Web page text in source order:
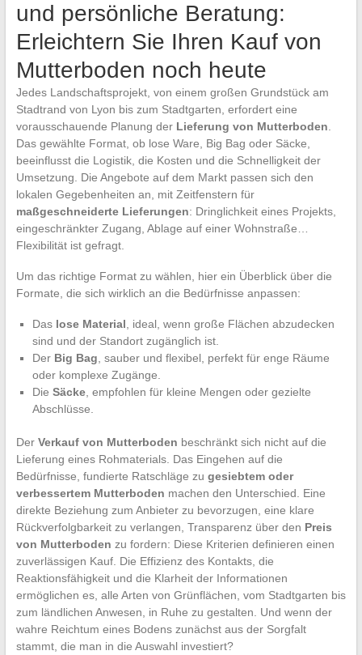
und persönliche Beratung:
Erleichtern Sie Ihren Kauf von
Mutterboden noch heute
Jedes Landschaftsprojekt, von einem großen Grundstück am
Stadtrand von Lyon bis zum Stadtgarten, erfordert eine
vorausschauende Planung der Lieferung von Mutterboden
Das gewählte Format, ob lose Ware, Big Bag oder Säcke,
beeinflusst die Logistik, die Kosten und die Schnelligkeit der
Umsetzung. Die Angebote auf dem Markt passen sich den
lokalen Gegebenheiten an, mit Zeitfenstern für
maßgeschneiderte Lieferungen: Dringlichkeit eines Projekts,
eingeschränkter Zugang, Ablage auf einer Wohnstraße…
Flexibilität ist gefragt.
Um das richtige Format zu wählen, hier ein Überblick über die
Formate, die sich wirklich an die Bedürfnisse anpassen:
Das lose Material , ideal, wenn große Flächen abzudecken
sind und der Standort zugänglich ist.
Der Big Bag , sauber und flexibel, perfekt für enge Räume
oder komplexe Zugänge.
Die Säcke, empfohlen für kleine Mengen oder gezielte
Abschlüsse.
Der Verkauf von Mutterboden beschränkt sich nicht auf die
Lieferung eines Rohmaterials. Das Eingehen auf die
Bedürfnisse, fundierte Ratschläge zu gesiebtem oder
verbessertem Mutterboden machen den Unterschied. Eine
direkte Beziehung zum Anbieter zu bevorzugen, eine klare
Rückverfolgbarkeit zu verlangen, Transparenz über den Preis
von Mutterboden zu fordern: Diese Kriterien definieren einen
zuverlässigen Kauf. Die Effizienz des Kontakts, die
Reaktionsfähigkeit und die Klarheit der Informationen
ermöglichen es, alle Arten von Grünflächen, vom Stadtgarten bis
zum ländlichen Anwesen, in Ruhe zu gestalten. Und wenn der
wahre Reichtum eines Bodens zunächst aus der Sorgfalt
stammt, die man in die Auswahl investiert?